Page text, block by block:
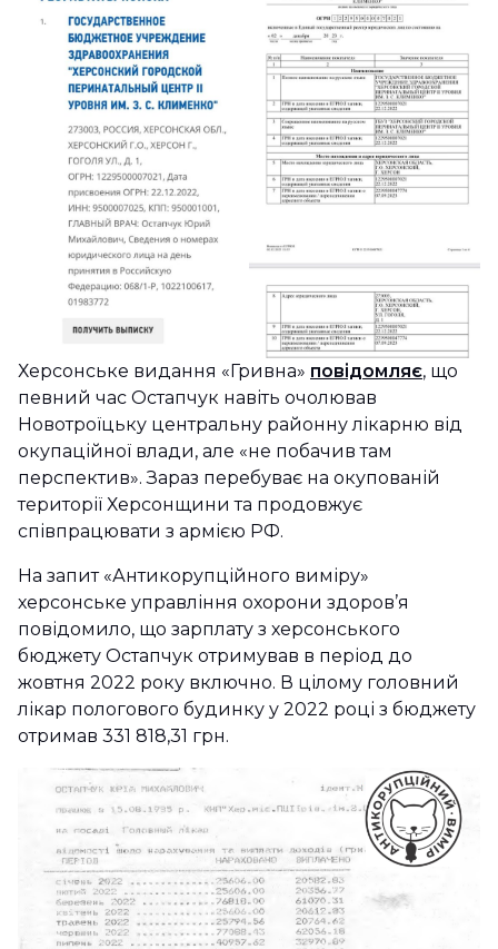
Херсонське видання «Гривна» повідомляє, що
певний час Остапчук навіть очолював
Новотроїцьку центральну районну лікарню від
окупаційної влади, але «не побачив там
перспектив». Зараз перебуває на окупованій
території Херсонщини та продовжує
співпрацювати з армією РФ.
На запит «Антикорупційного виміру»
херсонське управління охорони здоров’я
повідомило, що зарплату з херсонського
бюджету Остапчук отримував в період до
жовтня 2022 року включно. В цілому головний
лікар пологового будинку у 2022 році з бюджету
отримав 331 818,31 грн.